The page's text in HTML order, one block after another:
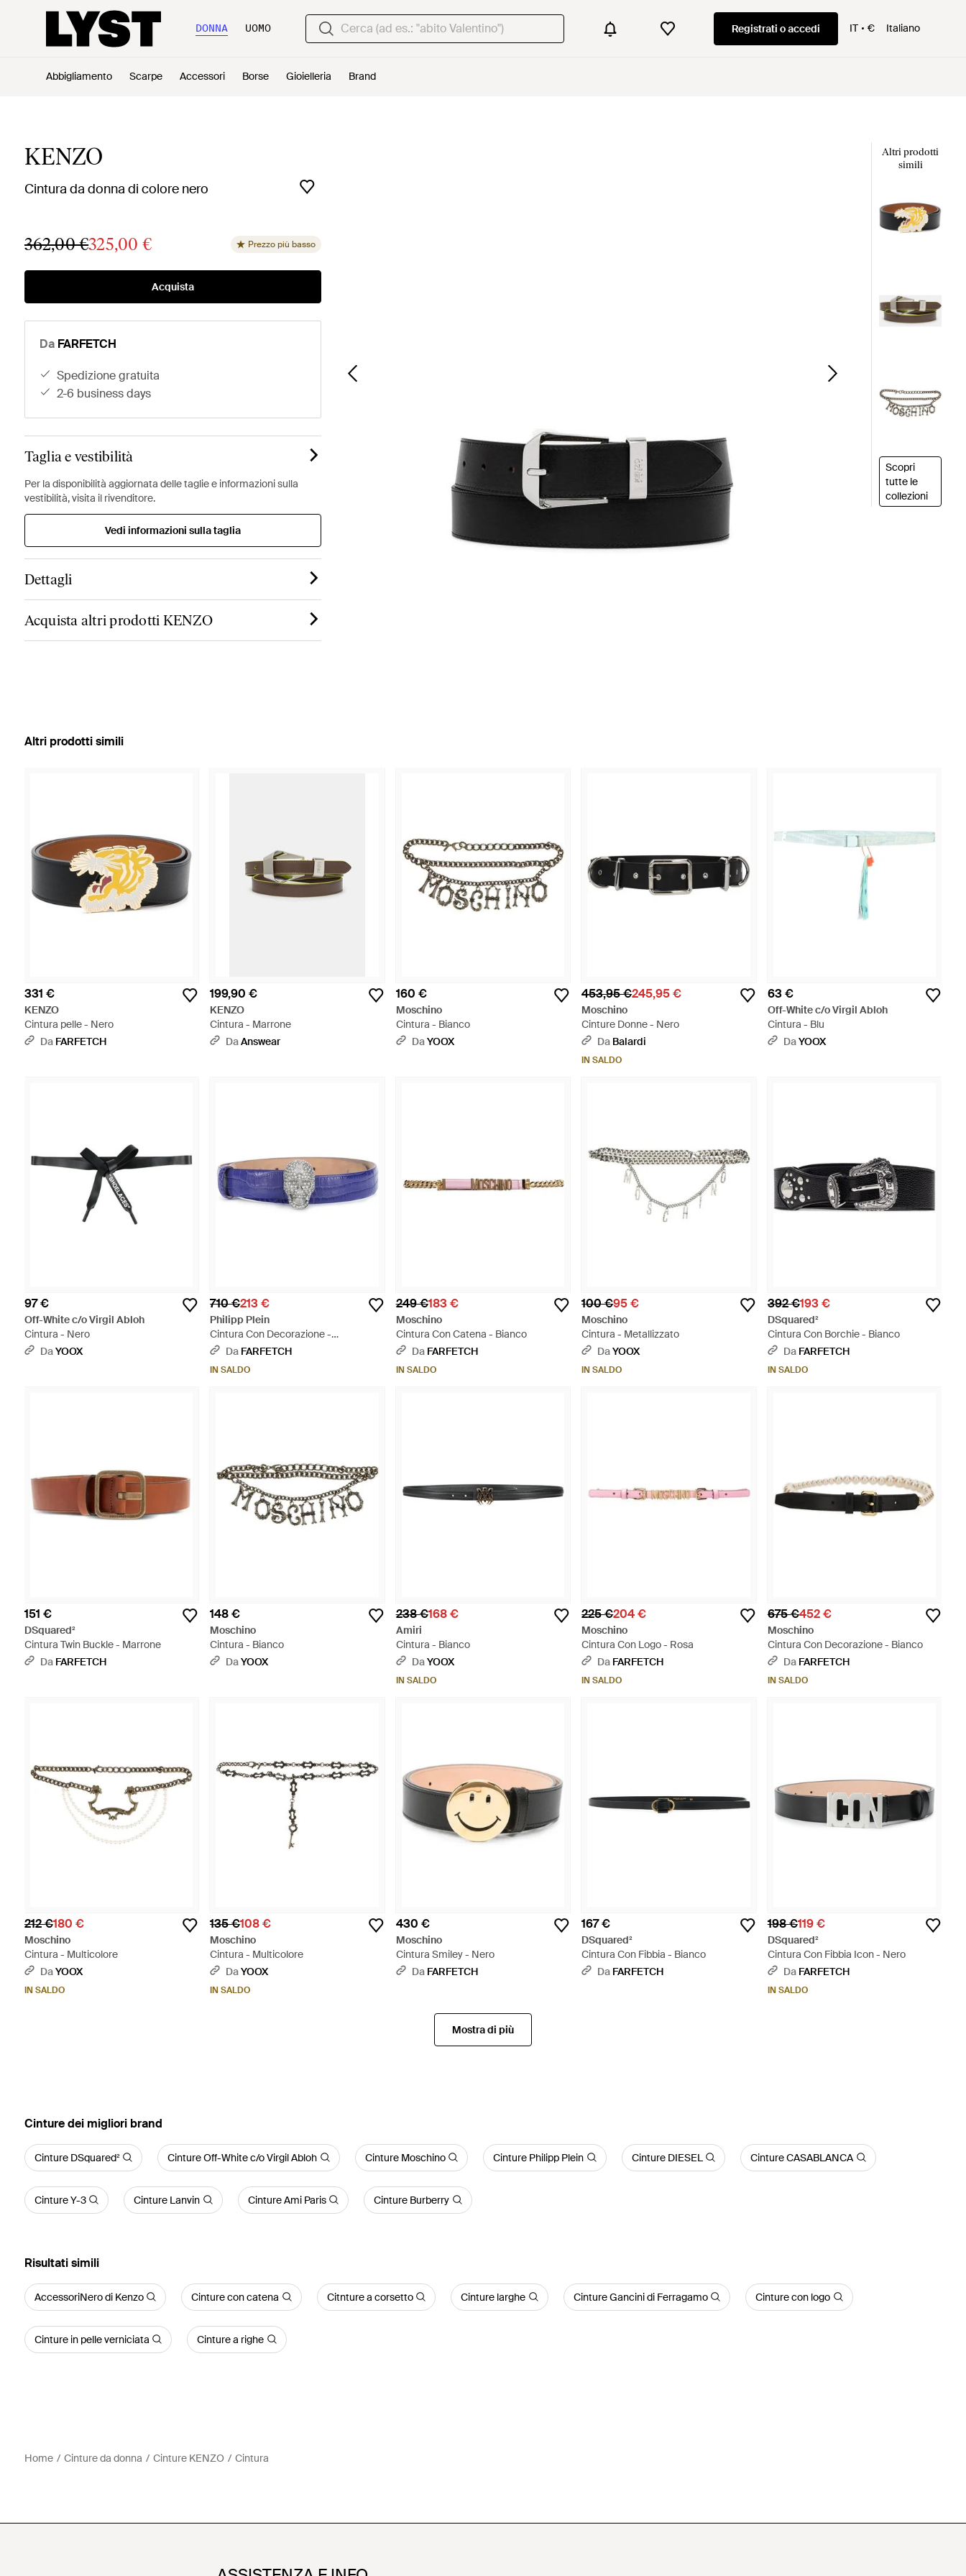
DONNA UOMO Registrati o accedi IT € Italiano
Abbigliamento Scarpe Accessori Borse Gioielleria Brand
KENZO
Cintura da donna di colore nero
362,00 €325,00 € Prezzo più basso
Acquista
Da FARFETCH
spedizione gratuita
2-6 business days
Taglia e vestibilità
Per la disponibilità aggiornata delle taglie e informazioni sulla
vestibilità, visita il rivenditore.
Vedi informazioni sulla taglia
Dettagli
Acquista altri prodotti KENZO
Altri prodotti
simili
Scopri
tutte le
collezioni
Altri prodotti simili
331 €
KENZO
Cintura pelle - Nero
Da FARFETCH
199,90 €
KENZO
Cintura - Marrone
DaAnswear
160 €
Moschino
Cintura - Bianco
DaYOOX
453,95 €245,95 €
Moschino
Cinture Donne - Nero
Da Balardi
IN SALDO
63 €
Off-White c/o Virgil Abloh
Cintura - Blu
DaYOOX
97 €
Off-White c/o Virgil Abloh
Cintura - Nero
DaYOOX
710 €213 €
Philipp Plein
Cintura Con Decorazione -
Multicolore
Da FARFETCH
IN SALDO
249 €183 €
Moschino
Cintura Con Catena - Bianco
Da FARFETCH
IN SALDO
100 €95 €
Moschino
Cintura - Metallizzato
DaYOOX
IN SALDO
392 €193 €
DSquared²
Cintura Con Borchie - Bianco
Da FARFETCH
IN SALDO
151 €
DSquared²
Cintura Twin Buckle - Marrone
Da FARFETCH
148 €
Moschino
Cintura - Bianco
DaYOOX
238 €168 €
Amiri
Cintura - Bianco
DaYOOX
IN SALDO
225 €204 €
Moschino
Cintura Con Logo - Rosa
Da FARFETCH
IN SALDO
675 €452 €
Moschino
Cintura Con Decorazione - Bianco
Da FARFETCH
IN SALDO
212 €180 €
Moschino
Cintura - Multicolore
DaYOOX
IN SALDO
135 €108 €
Moschino
Cintura - Multicolore
DaYOOX
IN SALDO
430 €
Moschino
Cintura Smiley - Nero
Da FARFETCH
167 €
DSquared²
Cintura Con Fibbia - Bianco
Da FARFETCH
198 €119 €
DSquared²
Cintura Con Fibbia Icon - Nero
Da FARFETCH
IN SALDO
Mostra di più
‪Cinture‬ dei migliori brand
Cinture DSquared² Cinture Off-White c/o Virgil Abloh Cinture Moschino Cinture Philipp Plein Cinture DIESEL Cinture CASABLANCA
Cinture Y-3 Cinture Lanvin Cinture Ami Paris Cinture Burberry
Risultati simili
AccessoriNero di Kenzo Cinture con catena Citnture a corsetto Cinture larghe Cinture Gancini di Ferragamo Cinture con logo
Cinture in pelle verniciata Cinture a righe
Home Cinture da donna Cinture KENZO Cintura